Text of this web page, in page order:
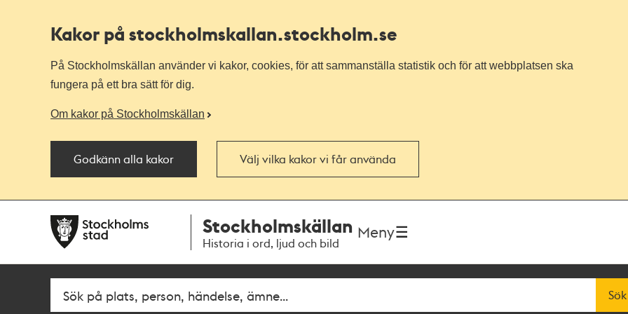
Kakor på stockholmskallan.stockholm.se
På Stockholmskällan använder vi kakor, cookies, för att sammanställa statistik och för att webbplatsen ska
fungera på ett bra sätt för dig.
Om kakor på Stockholmskällan
Godkänn alla kakor Välj vilka kakor vi får använda
navigationen
huvudinnehållet
Stockholmskällan
Historia i ord, ljud och bild
Meny
Fritextsök Sök